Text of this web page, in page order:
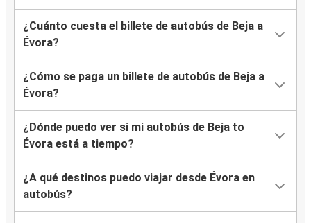
¿Cuánto cuesta el billete de autobús de Beja a
Évora?
¿Cómo se paga un billete de autobús de Beja a
Évora?
¿Dónde puedo ver si mi autobús de Beja to
Évora está a tiempo?
¿A qué destinos puedo viajar desde Évora en
autobús?